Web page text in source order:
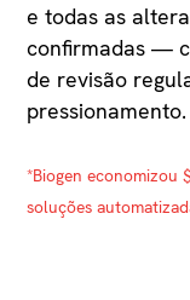
e todas as
confirmadas —
de revisão
pressionamento.
*Biogen economizou
soluções